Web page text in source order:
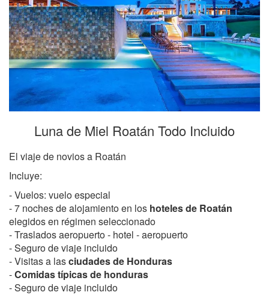
Luna de Miel Roatán Todo Incluido
El viaje de novios a Roatán
Incluye:
- Vuelos: vuelo especial
- 7 noches de alojamiento en los hoteles de Roatán
elegidos en régimen seleccionado
- Traslados aeropuerto - hotel - aeropuerto
- Seguro de viaje incluido
- Visitas a lasciudades de Honduras
-Comidas típicas de honduras
- Seguro de viaje incluido